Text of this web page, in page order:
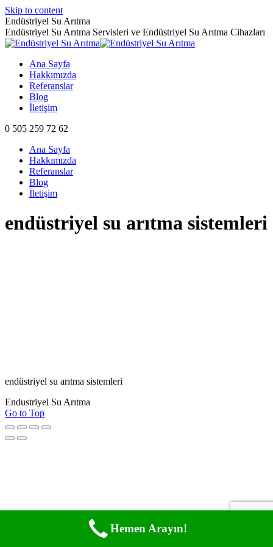
Skip to content
Endüstriyel Su Arıtma
Endüstriyel Su Arıtma Servisleri ve Endüstriyel Su Arıtma Cihazları
Ana Sayfa
Hakkımızda
Referanslar
Blog
İletişim
0 505 259 72 62
Ana Sayfa
Hakkımızda
Referanslar
Blog
İletişim
endüstriyel su arıtma sistemleri
endüstriyel su arıtma sistemleri
Endustriyel Su Arıtma
Go to Top
Hemen Arayın!